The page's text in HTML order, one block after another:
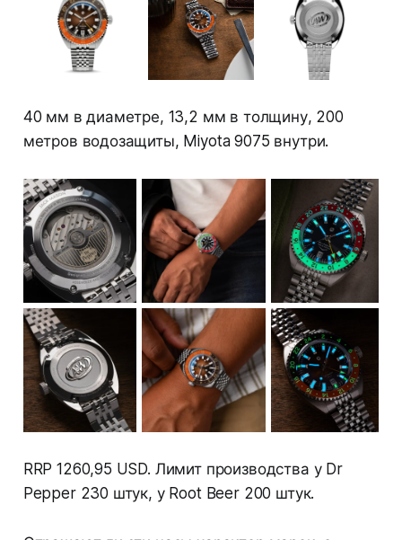
40 мм в диаметре, 13,2 мм в толщину, 200
метров водозащиты, Miyota 9075 внутри.
RRP 1260,95 USD. Лимит производства у Dr
Pepper 230 штук, у Root Beer 200 штук.